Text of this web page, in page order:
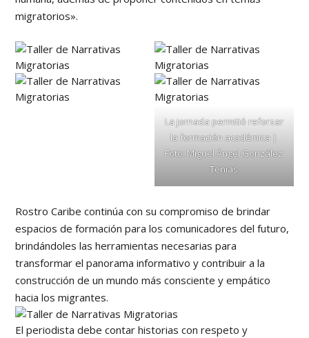
migratorios».
La jornada permitió reforzar
la formación académica |
Foto: Miguel Ángel González
Tenias
Rostro Caribe continúa con su compromiso de brindar
espacios de formación para los comunicadores del futuro,
brindándoles las herramientas necesarias para
transformar el panorama informativo y contribuir a la
construcción de un mundo más consciente y empático
hacia los migrantes.
El periodista debe contar historias con respeto y